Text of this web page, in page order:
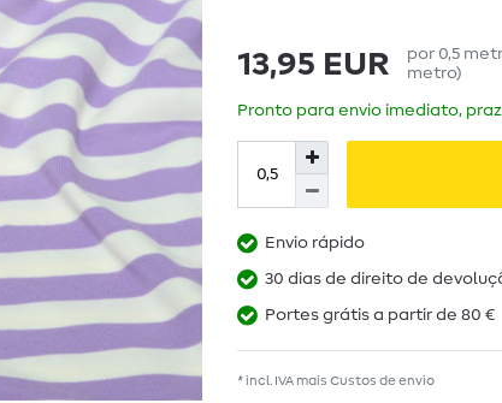
13,95 EUR por 0,5
metro)
Pronto para envio imediato,
Envio rápido
30 dias de direito de
Portes grátis a partir de 80 €
* incl. IVA mais Custos de envio